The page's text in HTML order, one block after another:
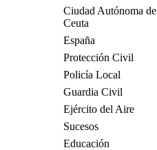
Ciudad Autónoma de
Ceuta
España
Protección Civil
Policía Local
Guardia Civil
Ejército del Aire
Sucesos
Educación